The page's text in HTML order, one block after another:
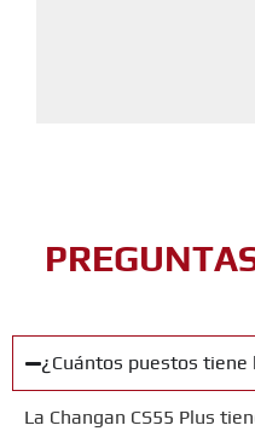
¿Cuántos puestos tiene
La Changan CS55 Plus